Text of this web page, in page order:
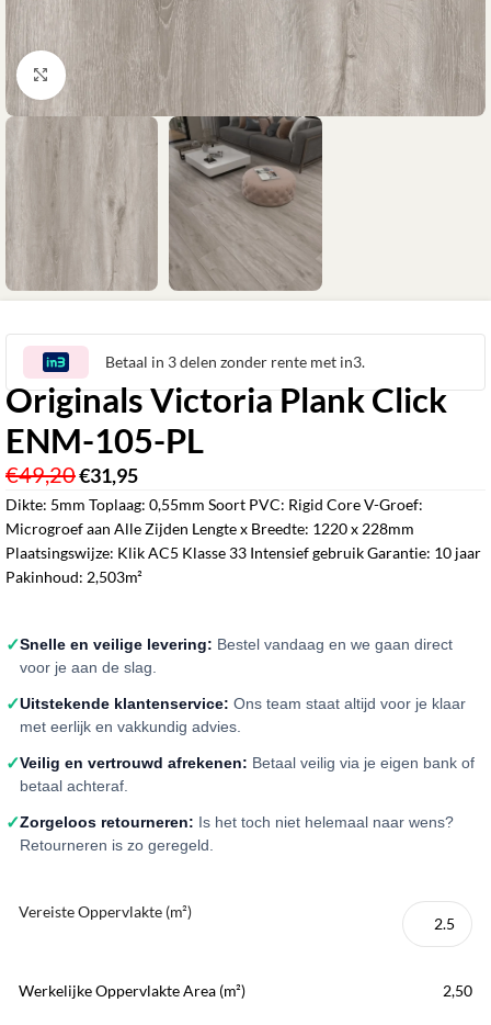
Klik om te vergroten
Betaal in 3 delen zonder rente met in3.
Originals Victoria Plank Click
ENM-105-PL
€49,20€31,95
Dikte: 5mm Toplaag: 0,55mm Soort PVC: Rigid Core V-Groef:
Microgroef aan Alle Zijden Lengte x Breedte: 1220 x 228mm
Plaatsingswijze: Klik AC5 Klasse 33 Intensief gebruik Garantie: 10 jaar
Pakinhoud: 2,503m²
✓Snelle en veilige levering: Bestel vandaag en we gaan direct
voor je aan de slag.
✓Uitstekende klantenservice: Ons team staat altijd voor je klaar
met eerlijk en vakkundig advies.
✓Veilig en vertrouwd afrekenen: Betaal veilig via je eigen bank of
betaal achteraf.
✓Zorgeloos retourneren: Is het toch niet helemaal naar wens?
Retourneren is zo geregeld.
Vereiste Oppervlakte (m²)
Werkelijke Oppervlakte Area (m²) 2,50